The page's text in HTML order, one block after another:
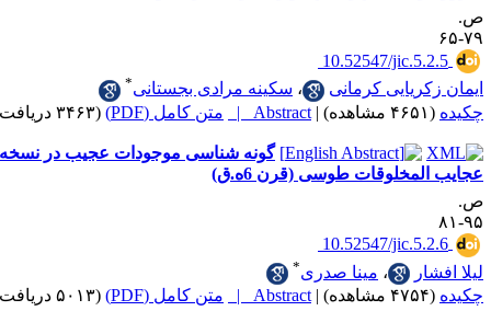
10.52547/
کرمانی
،سکینه مرادی بجستانی
|
Abstract | متن کامل (PDF) (۳۴۶۳ دریافت)
گونه شناسی موجودات عجیب در نسخه
طوسی (قرن 6ه.ق)
10.52547/
،مینا صدری *
|
Abstract | متن کامل (PDF) (۵۰۱۳ دریافت)